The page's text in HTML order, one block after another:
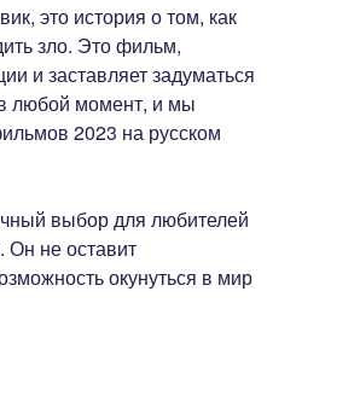
это история о том, как
зло. Это фильм,
и заставляет задуматься
любой момент, и мы
2023 на русском
выбор для любителей
не оставит
окунуться в мир